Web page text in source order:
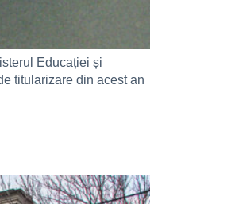
Educației și
titularizare din acest an